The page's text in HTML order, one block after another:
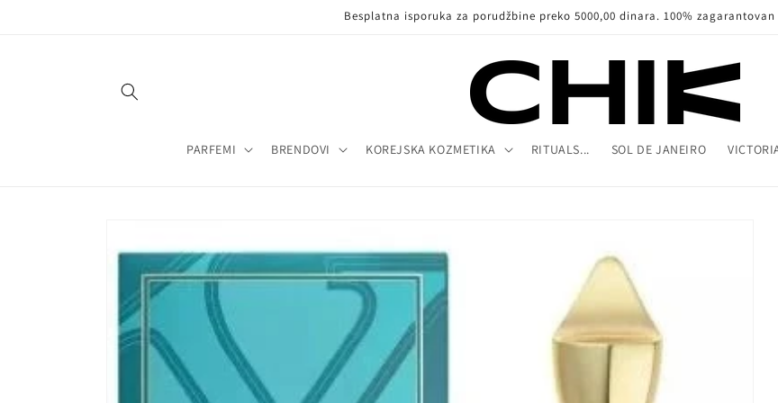
Besplatna isporuka za porudžbine preko 5000,00 dinara. 100%
PARFEMI BRENDOVI KOREJSKA KOZMETIKA RITUALS... SOL DE JANEIRO
o
proizvodu